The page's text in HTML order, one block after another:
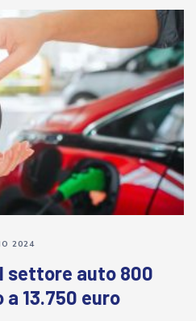
settore auto 800
13.750 euro
2024